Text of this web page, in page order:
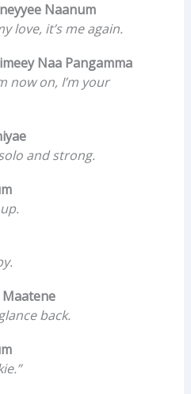
Naanum
love, it’s me again.
Naa Pangamma
on, I’m your
and strong.
back.